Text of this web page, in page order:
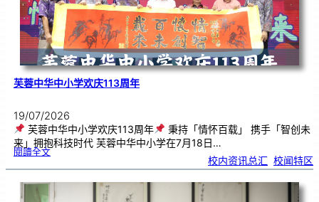
开
幕
芙蓉中华中小学欢庆113周年
19/07/2026
芙蓉中华中小学欢庆113周年
秉持「情怀百载」 携手「智创未
来」拥抱科技时代 芙蓉中华中小学在7月18日…
閱讀全文:芙
华
小
学
欢庆
校内资讯总汇 校闻特区